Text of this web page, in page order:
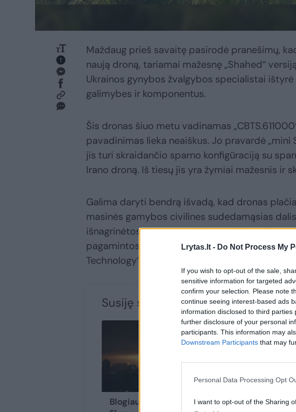
Lrytas.lt - Do Not Process My
If you wish to opt-out of the sale,
sensitive information for targeted
confirm your selection. Please note
continue seeing interest-based ads
information disclosed to third
further disclosure of your personal
participants. This information may
Downstream Participants that may
Personal Data Processing Opt
I want to opt-out of the Sharing
Maždaug prieš savaitę pasirodė pranešimų,
naują droną, tariamai mažesnę „Shahed“
Ukrainos gynybos žvalgybos specialistai
galimybes ir komponentus.
Šis dronas šiuo metu vadinamas
pavadinimas lieka neaiškus. Jo pravardė
jis turi skraidančio sparno konfigūraciją su
Irano droną. Iš tiesų jis yra žymiai mažesnis ir
Galima daryti bendrą išvadą, kad dronas
masinės gamybos civilines sudedamąsias
išnagrinėtos sistemos, įskaitant elektroniką,
pagamintos Kinijoje. Pagrindinis gamintojas,
Technology“.
Susiję straipsniai
Blogiausia dar laukia?
Neįtikėtini